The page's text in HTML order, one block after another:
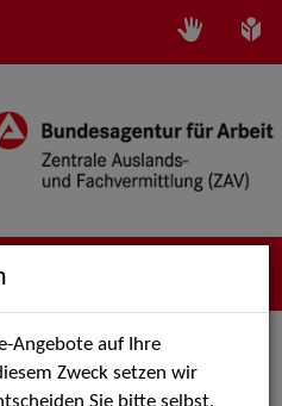
Angebote auf Ihre
Zweck setzen wir